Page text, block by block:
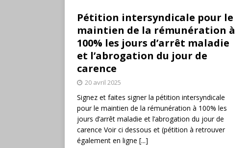
Pétition intersyndicale pour le
maintien de la rémunération à
100% les jours d’arrêt maladie
et l’abrogation du jour de
carence
20 avril 2025
Signez et faites signer la pétition intersyndicale
pour le maintien de la rémunération à 100% les
jours d’arrêt maladie et l’abrogation du jour de
carence Voir ci dessous et (pétition à retrouver
également en ligne [...]